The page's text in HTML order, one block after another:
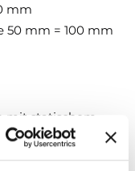
mm
50 mm = 100 mm
mit statischem
Torverschalung
2 mm.